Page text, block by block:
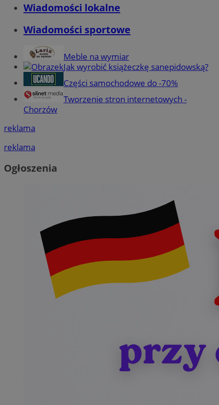
Wiadomości lokalne
Wiadomości sportowe
Meble na wymiar
Jak wyrobić książeczkę sanepidowską?
Części samochodowe do -70%
Tworzenie stron internetowych -
Chorzów
reklama
reklama
Ogłoszenia